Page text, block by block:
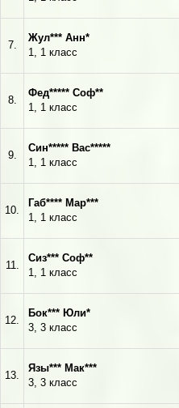
7.
Жул*** Анн*
1, 1 класс
8.
Фед***** Соф**
1, 1 класс
9.
Син***** Вас*****
1, 1 класс
10.
Габ**** Мар***
1, 1 класс
11.
Сиз*** Соф**
1, 1 класс
12.
Бок*** Юли*
3, 3 класс
13.
Язы*** Мак***
3, 3 класс